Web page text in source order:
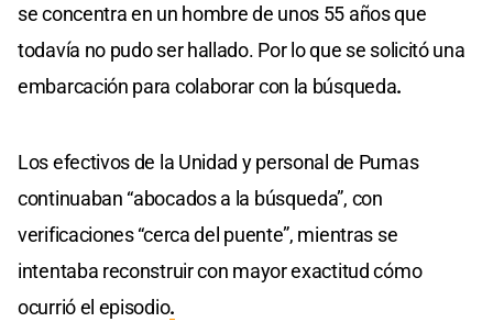
se concentra en un hombre de unos 55 años que
todavía no pudo ser hallado. Por lo que se solicitó una
embarcación para colaborar con la búsqueda.
Los efectivos de la Unidad y personal de Pumas
continuaban “abocados a la búsqueda”, con
verificaciones “cerca del puente”, mientras se
intentaba reconstruir con mayor exactitud cómo
ocurrió el episodio.